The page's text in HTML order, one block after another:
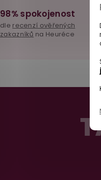
98% spokojenost
dle recenzí ověřených
zakazníků na Heuréce